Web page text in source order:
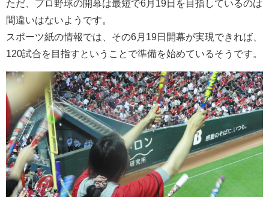
ただ、プロ野球の開幕は最短で6月19日を目指しているのは
間違いはないようです。
スポーツ紙の情報では、その6月19日開幕が実現できれば、
120試合を目指すということで準備を始めているそうです。